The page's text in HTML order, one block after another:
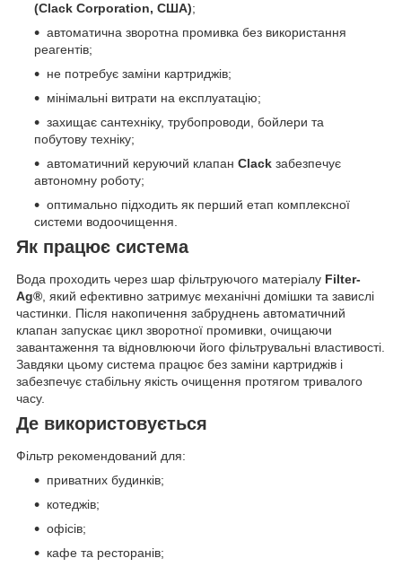
(Clack Corporation, США);
автоматична зворотна промивка без використання
реагентів;
не потребує заміни картриджів;
мінімальні витрати на експлуатацію;
захищає сантехніку, трубопроводи, бойлери та
побутову техніку;
автоматичний керуючий клапан Clack забезпечує
автономну роботу;
оптимально підходить як перший етап комплексної
системи водоочищення.
Як працює система
Вода проходить через шар фільтруючого матеріалу Filter-
Ag® , який ефективно затримує механічні домішки та завислі
частинки. Після накопичення забруднень автоматичний
клапан запускає цикл зворотної промивки, очищаючи
завантаження та відновлюючи його фільтрувальні властивості.
Завдяки цьому система працює без заміни картриджів і
забезпечує стабільну якість очищення протягом тривалого
часу.
Де використовується
Фільтр рекомендований для:
приватних будинків;
котеджів;
офісів;
кафе та ресторанів;